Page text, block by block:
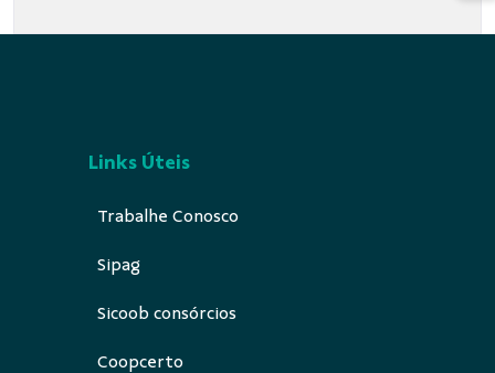
Links Úteis
Trabalhe Conosco
Sipag
Sicoob consórcios
Coopcerto